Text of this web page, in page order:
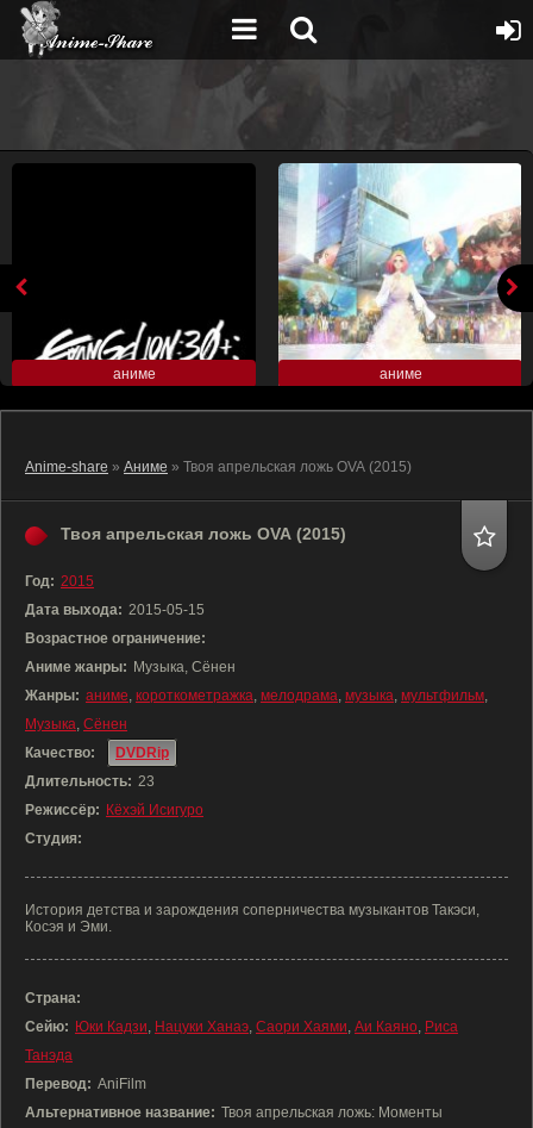
аниме аниме
Anime-share » Аниме » Твоя апрельская ложь OVA (2015)
Твоя апрельская ложь OVA (2015)
Год: 2015
Дата выхода: 2015-05-15
Возрастное ограничение:
Аниме жанры: Музыка, Сёнен
Жанры: аниме, короткометражка, мелодрама, музыка, мультфильм,
Музыка, Сёнен
Качество:
DVDRip
Длительность: 23
Режиссёр: Кёхэй Исигуро
Студия:
История детства и зарождения соперничества музыкантов Такэси,
Косэя и Эми.
Страна:
Сейю: Юки Кадзи, Нацуки Ханаэ, Саори Хаями, Аи Каяно, Риса
Танэда
Перевод: AniFilm
Альтернативное название: Твоя апрельская ложь: Моменты